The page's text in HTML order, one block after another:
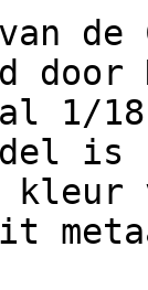
door
1/
is